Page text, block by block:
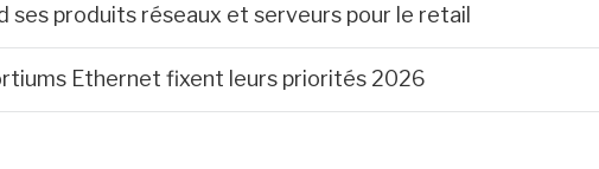
ses produits réseaux et serveurs pour le retail
Ethernet fixent leurs priorités 2026